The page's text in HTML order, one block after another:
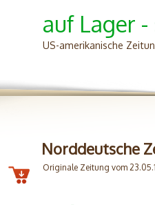
auf Lager
US-amerikanische
Norddeutsche
Originale Zeitung vom